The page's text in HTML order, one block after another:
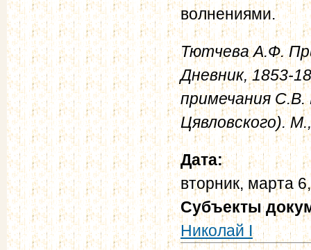
волнениями.
Тютчева А.Ф.
Дневник, 1853-
примечания
Цявловского).
Дата:
вторник, марта
Субъекты
Николай I